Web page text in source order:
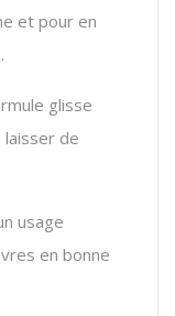
et pour en
glisse
de
usage
en bonne